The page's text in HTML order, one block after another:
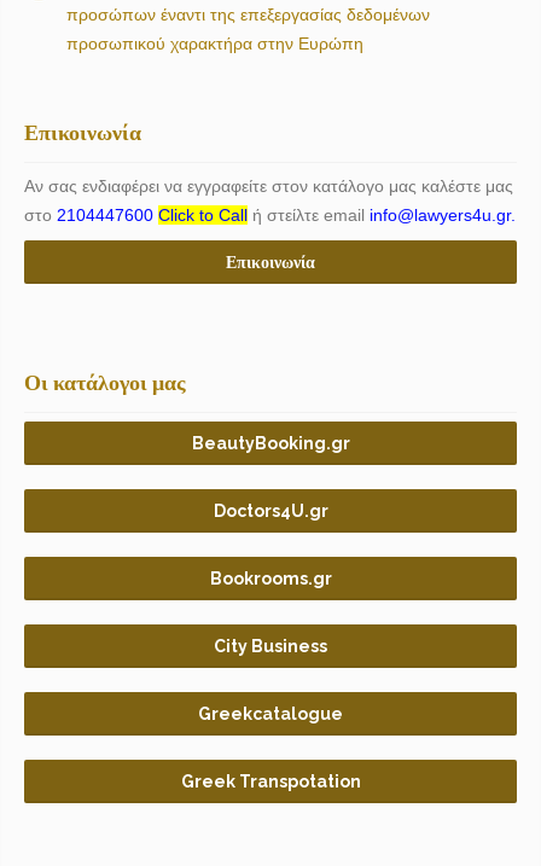
προσώπων έναντι της επεξεργασίας δεδομένων
προσωπικού χαρακτήρα στην Ευρώπη
Επικοινωνία
Αν σας ενδιαφέρει να εγγραφείτε στον κατάλογο μας καλέστε μας
στο 2104447600 Click to Call ή στείλτε email info@lawyers4u.gr.
Επικοινωνία
Οι κατάλογοι μας
BeautyBooking.gr
Doctors4U.gr
Bookrooms.gr
City Business
Greekcatalogue
Greek Transpotation